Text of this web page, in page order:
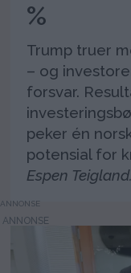
%
Trump truer
– og
forsvar.
peker én
potensial for
Espen Teigland.
ANNONSE